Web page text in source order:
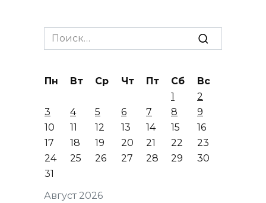
Search
for:
Август 2026
Пн Вт Ср Чт Пт Сб
Вс
1
2
3
4 5 6 7 8
9
10
11 12 13 14 15
16
17
18 19 20 21 22
23
24
25 26 27 28 29
30
31